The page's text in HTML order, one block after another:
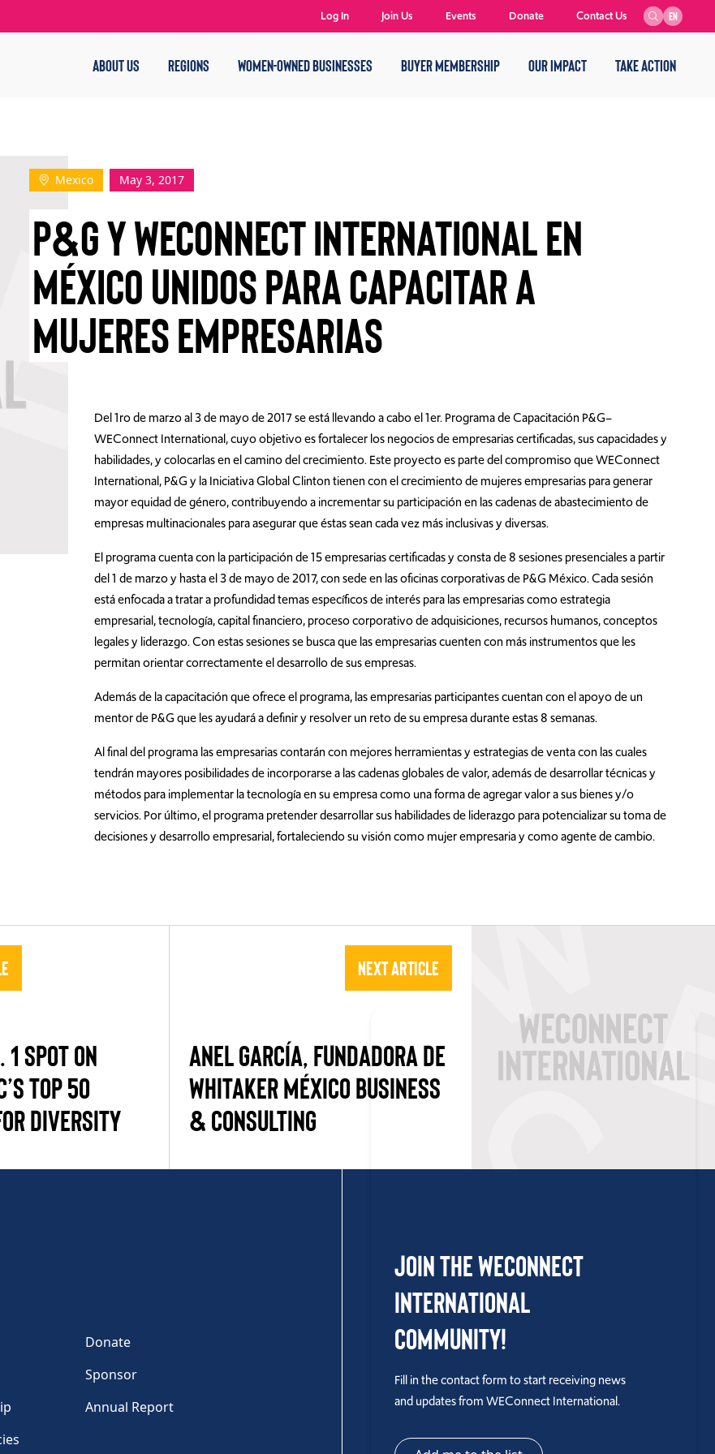
ABOUT US REGIONS WOMEN-OWNED BUSINESSES BUYER MEMBERSHIP OUR IMPACT TAKE ACTION
EN
Log In Join Us Events Donate Contact Us
Mexico May 3, 2017
P&G Y WECONNECT INTERNATIONAL EN
MÉXICO UNIDOS PARA CAPACITAR A
MUJERES EMPRESARIAS
Del 1ro de marzo al 3 de mayo de 2017 se está llevando a cabo el 1er. Programa de Capacitación P&G–
WEConnect International, cuyo objetivo es fortalecer los negocios de empresarias certificadas, sus capacidades y
habilidades, y colocarlas en el camino del crecimiento. Este proyecto es parte del compromiso que WEConnect
International, P&G y la Iniciativa Global Clinton tienen con el crecimiento de mujeres empresarias para generar
mayor equidad de género, contribuyendo a incrementar su participación en las cadenas de abastecimiento de
empresas multinacionales para asegurar que éstas sean cada vez más inclusivas y diversas.
El programa cuenta con la participación de 15 empresarias certificadas y consta de 8 sesiones presenciales a partir
del 1 de marzo y hasta el 3 de mayo de 2017, con sede en las oficinas corporativas de P&G México. Cada sesión
está enfocada a tratar a profundidad temas específicos de interés para las empresarias como estrategia
empresarial, tecnología, capital financiero, proceso corporativo de adquisiciones, recursos humanos, conceptos
legales y liderazgo. Con estas sesiones se busca que las empresarias cuenten con más instrumentos que les
permitan orientar correctamente el desarrollo de sus empresas.
Además de la capacitación que ofrece el programa, las empresarias participantes cuentan con el apoyo de un
mentor de P&G que les ayudará a definir y resolver un reto de su empresa durante estas 8 semanas.
Al final del programa las empresarias contarán con mejores herramientas y estrategias de venta con las cuales
tendrán mayores posibilidades de incorporarse a las cadenas globales de valor, además de desarrollar técnicas y
métodos para implementar la tecnología en su empresa como una forma de agregar valor a sus bienes y/o
servicios. Por último, el programa pretender desarrollar sus habilidades de liderazgo para potencializar su toma de
decisiones y desarrollo empresarial, fortaleciendo su visión como mujer empresaria y como agente de cambio.
1 SPOT ON
TOP 50
DIVERSITY
Next Article
ANEL GARCÍA, FUNDADORA DE
WHITAKER MÉXICO BUSINESS
& CONSULTING
Donate
Sponsor
Annual Report
Join the WEConnect
International
Community!
Fill in the contact form to start receiving news
and updates from WEConnect International.